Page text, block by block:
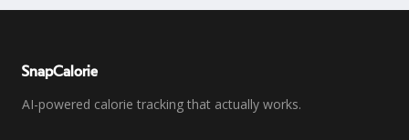
SnapCalorie
AI-powered calorie tracking that actually works.